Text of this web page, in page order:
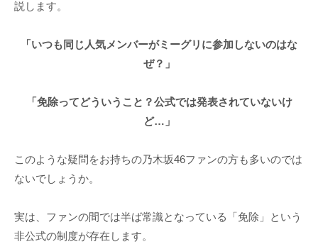
説します。
「いつも同じ人気メンバーがミーグリに参加しないのはな
ぜ？」
「免除ってどういうこと？公式では発表されていないけ
ど…」
このような疑問をお持ちの乃木坂46ファンの方も多いのでは
ないでしょうか。
実は、ファンの間では半ば常識となっている「免除」という
非公式の制度が存在します。